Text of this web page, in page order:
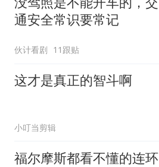
通安全常识要常记
伙计看剧 11跟贴
这才是真正的智斗啊
小叮当剪辑
福尔摩斯都看不懂的连环